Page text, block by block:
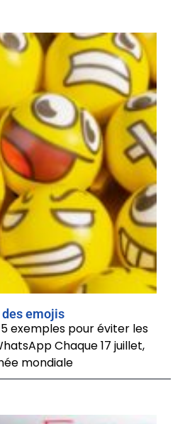
emojis
exemples pour éviter les
Chaque 17 juillet,
mondiale